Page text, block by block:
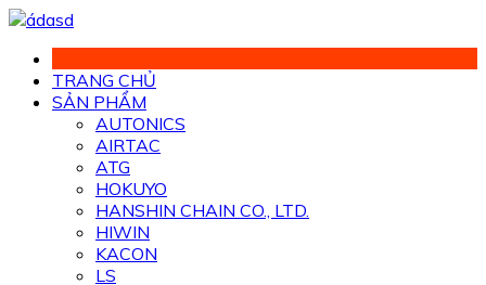
Chuyển
phần
dung
TRANG CHỦ
SẢN PHẨM
AUTONICS
AIRTAC
ATG
HOKUYO
HANSHIN CHAIN CO., LTD.
HIWIN
KACON
LS